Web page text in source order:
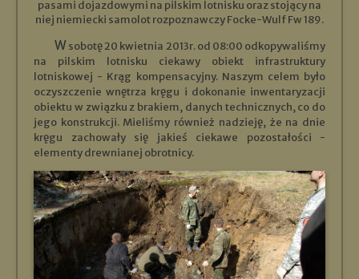
pasami dojazdowymi na pilskim lotnisku oraz stojący na
niej niemiecki samolot rozpoznawczy Focke-Wulf Fw 189.
W sobotę 20 kwietnia 2013r. od 08:00 odkopywaliśmy
na pilskim lotnisku ciekawy obiekt infrastruktury
lotniskowej - Krąg kompensacyjny. Naszym celem było
oczyszczenie wnętrza kręgu i dokonanie inwentaryzacji
obiektu w związku z brakiem, danych technicznych, co do
jego konstrukcji. Mieliśmy również nadzieję, że na dnie
kręgu zachowały się jakieś ciekawe pozostałości -
elementy drewnianej obrotnicy.